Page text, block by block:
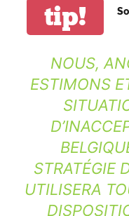
tip!
NOUS,
ESTIMONS
STRATÉGIE
UTILISERA